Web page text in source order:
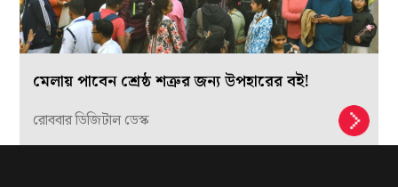
মেলায় পাবেন শ্রেষ্ঠ শত্রুর জন্য উপহারের বই!
রোববার ডিজিটাল ডেস্ক